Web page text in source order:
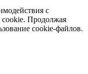
с
cookie. Продолжая
cookie-файлов.